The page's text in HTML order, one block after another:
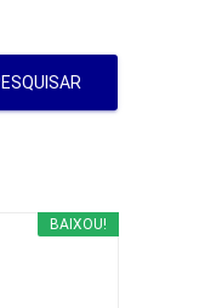
BAIXOU!